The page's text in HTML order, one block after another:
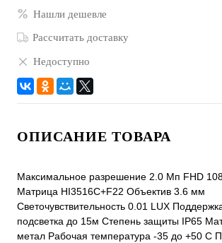
Нашли дешевле
Рассчитать доставку
Недоступно
ОПИСАНИЕ ТОВАРА
Максимальное разрешение 2.0 Mп FHD
Матрица HI3516C+F22 Объектив 3.6 мм
Светочувствительность 0.01 LUX
подсветка до 15м Степень защиты IP65
метал Рабочая температура -35 до +50 С